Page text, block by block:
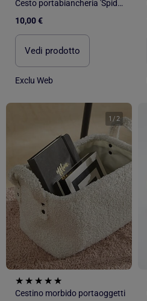
Cesto portabiancheria 'Spider-Man'
10,00 €
Vedi prodotto
Exclu Web
1 /2
Cestino morbido portaoggetti